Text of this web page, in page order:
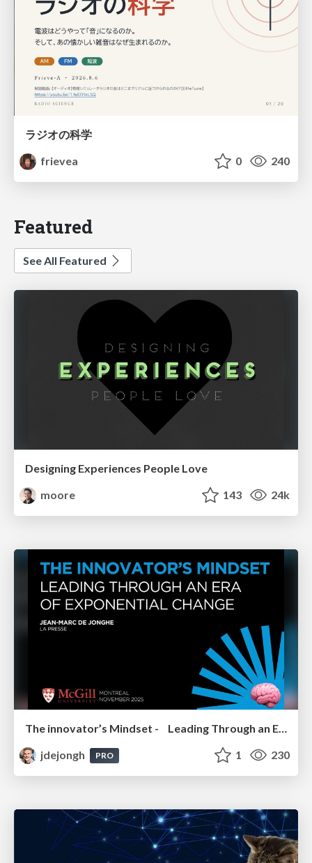
ラジオの科学
frievea
0 240
Featured
See All Featured
Designing Experiences People Love
moore
143 24k
The innovator’s Mindset - Leading Through an Era of Exponential Change - McGill University 2025
jdejongh
PRO 1 230